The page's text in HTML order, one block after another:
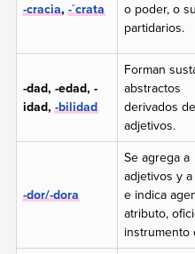
-cracia,-´crata
o poder, o
partidarios.
-dad, -edad, -
idad,-bilidad
Forman
abstractos
derivados de
adjetivos.
-dor/-dora
Se agrega a
adjetivos y
e indica
atributo,
instrumento